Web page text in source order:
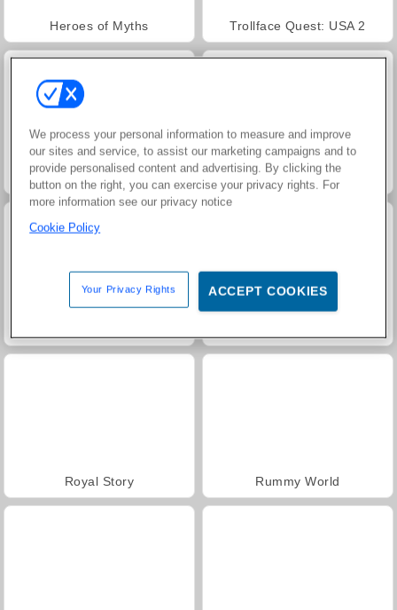
Heroes of Myths Trollface Quest: USA 2
Jewel Garden Story Juice Merge
Royal Story Rummy World
We process your personal information to measure and improve
our sites and service, to assist our marketing campaigns and to
provide personalised content and advertising. By clicking the
button on the right, you can exercise your privacy rights. For
more information see our privacy notice
Cookie Policy
Your Privacy Rights ACCEPT COOKIES